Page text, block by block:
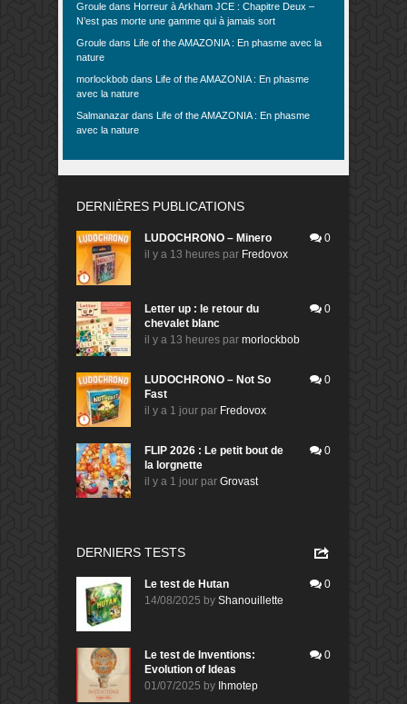
Groule dans Horreur à Arkham JCE : Chapitre Deux –
N’est pas morte une gamme qui à jamais sort
Groule dans Life of the AMAZONIA : En phasme avec la
nature
morlockbob dans Life of the AMAZONIA : En phasme
avec la nature
Salmanazar dans Life of the AMAZONIA : En phasme
avec la nature
DERNIÈRES PUBLICATIONS
LUDOCHRONO – Minero
il y a 13 heures par Fredovox
0
Letter up : le retour du
chevalet blanc
il y a 13 heures par morlockbob
0
LUDOCHRONO – Not So
Fast
il y a 1 jour par Fredovox
0
FLIP 2026 : Le petit bout de
la lorgnette
il y a 1 jour par Grovast
0
DERNIERS TESTS
Le test de Hutan
14/08/2025 by Shanouillette
0
Le test de Inventions:
Evolution of Ideas
01/07/2025 by Ihmotep
0